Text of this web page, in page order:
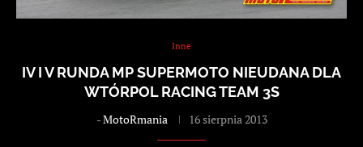
Inne
IV I V RUNDA MP SUPERMOTO NIEUDANA DLA
WTÓRPOL RACING TEAM 3S
-MotoRmania 16 sierpnia 2013